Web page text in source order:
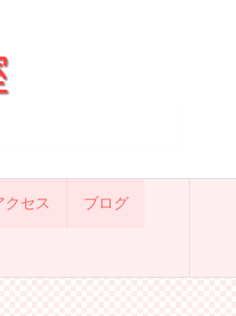
クセス ブログ